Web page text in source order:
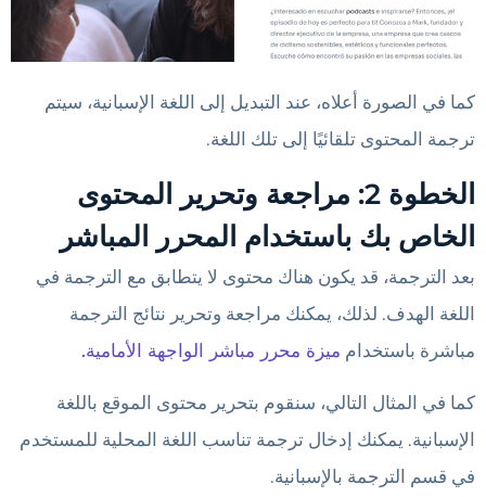
كما في الصورة أعلاه، عند التبديل إلى اللغة الإسبانية، سيتم
ترجمة المحتوى تلقائيًا إلى تلك اللغة.
الخطوة 2: مراجعة وتحرير المحتوى
الخاص بك باستخدام المحرر المباشر
بعد الترجمة، قد يكون هناك محتوى لا يتطابق مع الترجمة في
اللغة الهدف. لذلك، يمكنك مراجعة وتحرير نتائج الترجمة
مباشرة باستخدام ميزة محرر مباشر الواجهة الأمامية.
كما في المثال التالي، سنقوم بتحرير محتوى الموقع باللغة
الإسبانية. يمكنك إدخال ترجمة تناسب اللغة المحلية للمستخدم
في قسم الترجمة بالإسبانية.